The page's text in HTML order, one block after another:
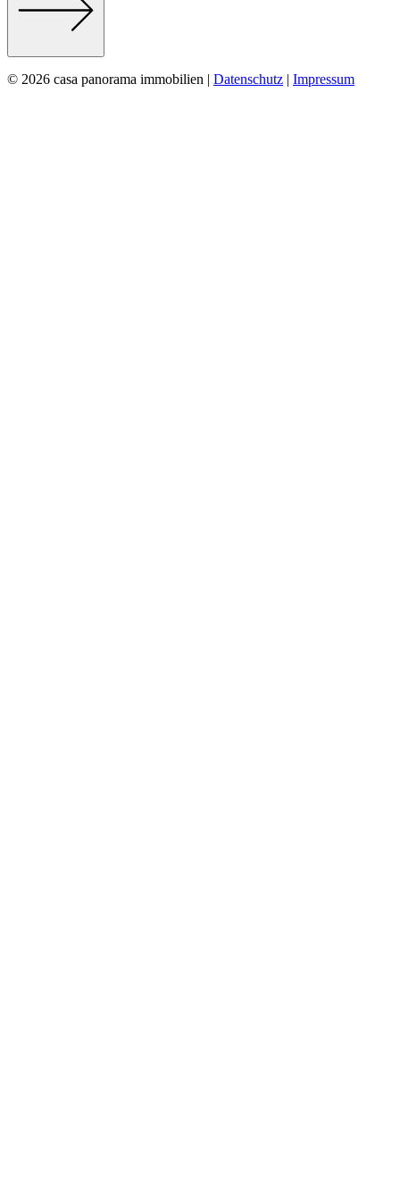
© 2026 casa panorama immobilien | Datenschutz | Impressum